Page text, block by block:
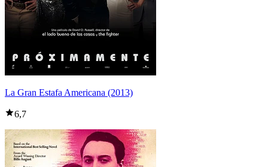
La Gran Estafa Americana (2013)
6,7